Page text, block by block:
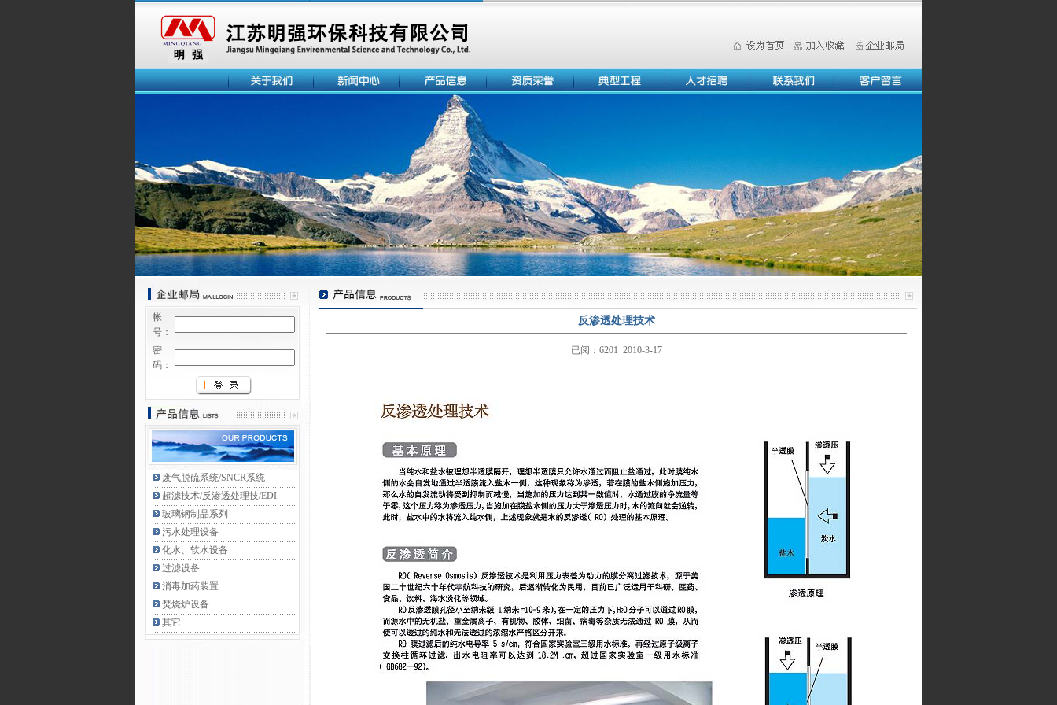
帐
号：
密
码：
废气脱硫系统/SNCR系统
超滤技术/反渗透处理技/EDI
玻璃钢制品系列
污水处理设备
化水、软水设备
过滤设备
消毒加药装置
焚烧炉设备
其它
反渗透处理技术
已阅：6201 2010-3-17